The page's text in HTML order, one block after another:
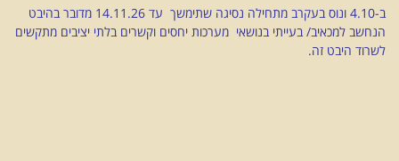
ב-4.10 ונוס בעקרב מתחילה נסיגה שתימשך עד 14.11.26 מדובר בהיבט
הנחשב למכאיב/ בעייתי בנושאי מערכות יחסים וקשרים בלתי יציבים מתקשים
לשרוד היבט זה.